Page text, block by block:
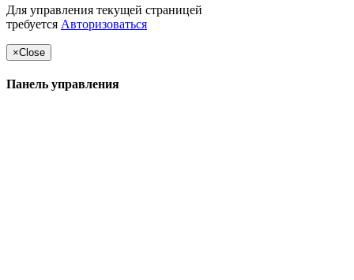
Для управления текущей страницей
требуется Авторизоваться
×Close
Панель управления